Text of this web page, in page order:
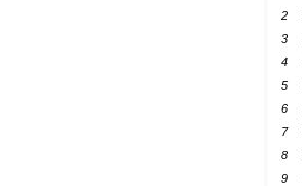
2
3
4
5
6
7
8
9